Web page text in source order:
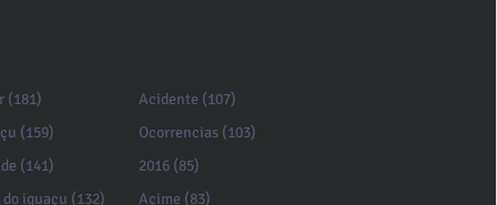
(181)
(159)
(141)
iguaçu (132)
Acidente (107)
Ocorrencias (103)
2016 (85)
Acime (83)